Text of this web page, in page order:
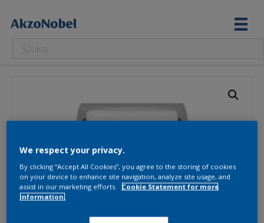
We respect your privacy.
By clicking “Accept All Cookies”, you agree to the storing of cookies
on your device to enhance site navigation, analyze site usage, and
assist in our marketing efforts.
Cookie Statement for more
information.